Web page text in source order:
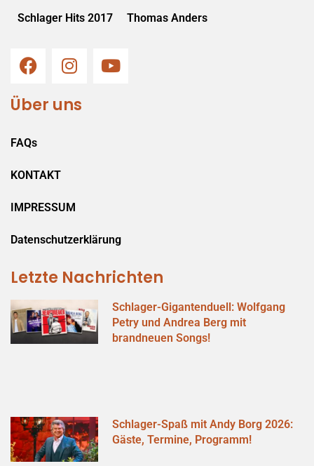
Schlager Hits 2017 Thomas Anders
Über uns
FAQs
KONTAKT
IMPRESSUM
Datenschutzerklärung
Letzte Nachrichten
Schlager-Gigantenduell: Wolfgang
Petry und Andrea Berg mit
brandneuen Songs!
Schlager-Spaß mit Andy Borg 2026:
Gäste, Termine, Programm!